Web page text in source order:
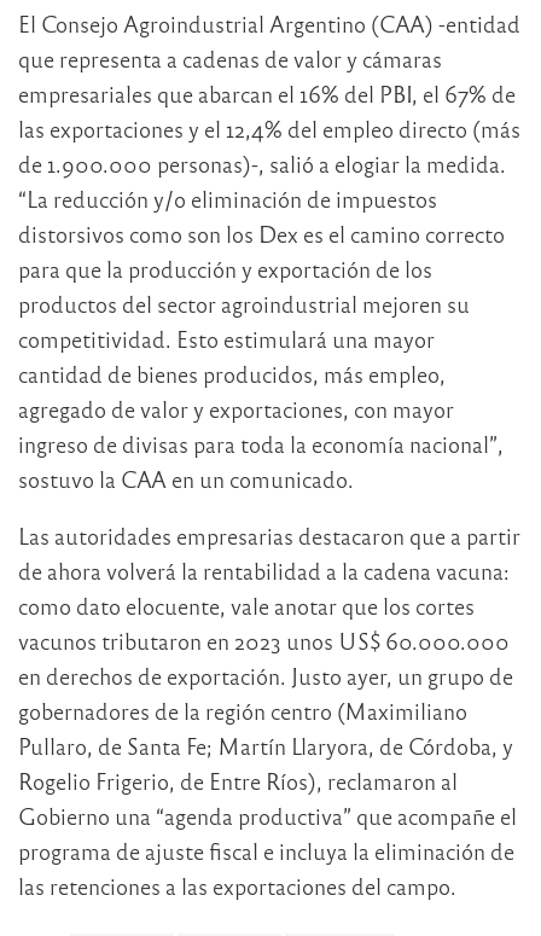
El Consejo Agroindustrial Argentino (CAA) -entidad
que representa a cadenas de valor y cámaras
empresariales que abarcan el 16% del PBI, el 67% de
las exportaciones y el 12,4% del empleo directo (más
de 1.900.000 personas)-, salió a elogiar la medida.
“La reducción y/o eliminación de impuestos
distorsivos como son los Dex es el camino correcto
para que la producción y exportación de los
productos del sector agroindustrial mejoren su
competitividad. Esto estimulará una mayor
cantidad de bienes producidos, más empleo,
agregado de valor y exportaciones, con mayor
ingreso de divisas para toda la economía nacional”,
sostuvo la CAA en un comunicado.
Las autoridades empresarias destacaron que a partir
de ahora volverá la rentabilidad a la cadena vacuna:
como dato elocuente, vale anotar que los cortes
vacunos tributaron en 2023 unos US$ 60.000.000
en derechos de exportación. Justo ayer, un grupo de
gobernadores de la región centro (Maximiliano
Pullaro, de Santa Fe; Martín Llaryora, de Córdoba, y
Rogelio Frigerio, de Entre Ríos), reclamaron al
Gobierno una “agenda productiva” que acompañe el
programa de ajuste fiscal e incluya la eliminación de
las retenciones a las exportaciones del campo.